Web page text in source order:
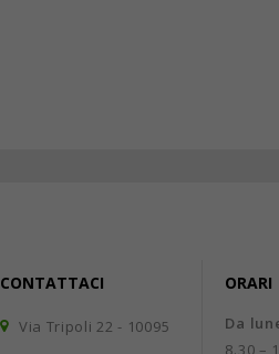
CONTATTACI
Via Tripoli 22 - 10095
ORARI
Da
8.30 –